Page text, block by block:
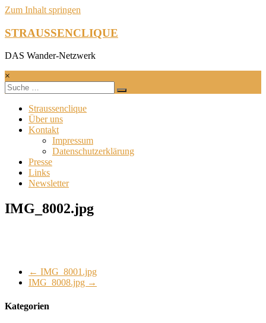
Zum Inhalt springen
STRAUSSENCLIQUE
DAS Wander-Netzwerk
×
Straussenclique
Über uns
Kontakt
Impressum
Datenschutzerklärung
Presse
Links
Newsletter
IMG_8002.jpg
← IMG_8001.jpg
IMG_8008.jpg →
Kategorien